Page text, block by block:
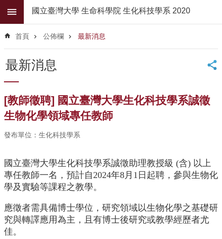
跳到主要內容區塊
階
尋
公
佈
欄
學
系
簡
系
所
師
高
中
生
國立臺灣大學 生命科學院 生化科技學系 2020
首頁 公佈欄 最新消息
最新消息
[教師徵聘] 國立臺灣大學生化科技學系誠徵
生物化學領域專任教師
發布單位：生化科技學系
國立臺灣大學生化科技學系誠徵助理教授級 (含) 以上
專任教師一名，預計自2024年8月1日起聘，參與生物化
學及實驗等課程之教學。
應徵者需具備博士學位，研究領域以生物化學之基礎研
究與轉譯應用為主，且有博士後研究或教學經歷者尤
佳。